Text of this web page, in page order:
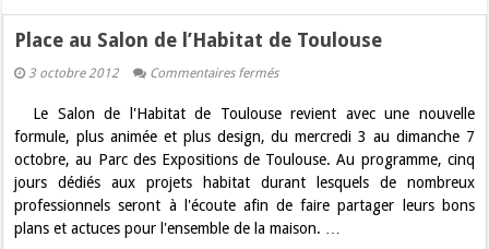
Place au Salon de l’Habitat de Toulouse
3 octobre 2012 Commentaires ferméssur
Salon
de
de
Toulouse
Le Salon de l'Habitat de Toulouse revient avec une nouvelle
formule, plus animée et plus design, du mercredi 3 au dimanche 7
octobre, au Parc des Expositions de Toulouse. Au programme, cinq
jours dédiés aux projets habitat durant lesquels de nombreux
professionnels seront à l'écoute afin de faire partager leurs bons
plans et actuces pour l'ensemble de la maison. …